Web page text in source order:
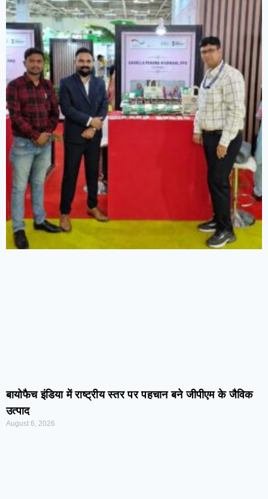
बायोफैच इंडिया में राष्ट्रीय स्तर पर पहचान बने जीपीएम के जैविक
उत्पाद
August 6, 2026